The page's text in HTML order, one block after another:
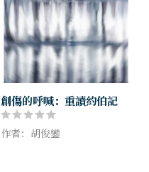
創傷的呼喊：重讀約伯記
作者：胡俊鑾